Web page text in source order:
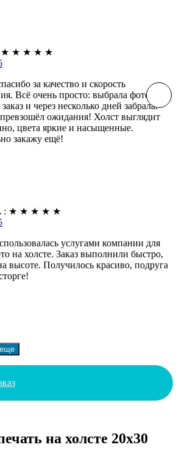
★ ★ ★ ★ ★
за качество и скорость
Всё очень просто: выбрала фото,
и через несколько дней забрала.
превзошёл ожидания! Холст выглядит
цвета яркие и насыщенные.
закажу ещё!
: ★ ★ ★ ★ ★
услугами компании для
на холсте. Заказ выполнили быстро,
высоте. Получилось красиво, подруга
на холсте 20х30